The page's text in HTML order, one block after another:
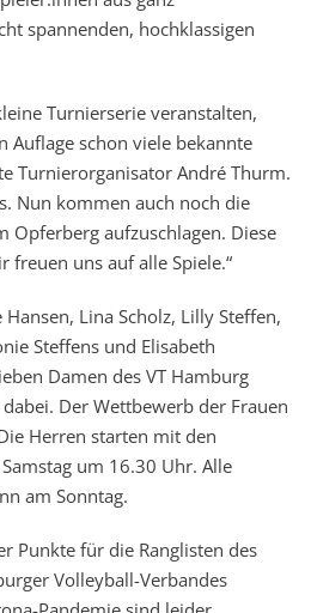
spannenden, hochklassigen
Turnierserie veranstalten,
schon viele bekannte
Turnierorganisator André Thurm.
Nun kommen auch noch die
Opferberg aufzuschlagen. Diese
freuen uns auf alle Spiele.“
Lina Scholz, Lilly Steffen,
Steffens und Elisabeth
Damen des VT Hamburg
Der Wettbewerb der Frauen
Herren starten mit den
um 16.30 Uhr. Alle
am Sonntag.
Punkte für die Ranglisten des
Volleyball-Verbandes